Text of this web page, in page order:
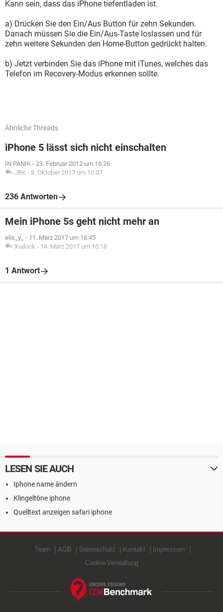
Kann sein, dass das iPhone tiefentladen ist.
a) Drücken Sie den Ein/Aus Button für zehn Sekunden.
Danach müssen Sie die Ein/Aus-Taste loslassen und für
zehn weitere Sekunden den Home-Button gedrückt halten.
b) Jetzt verbinden Sie das iPhone mit iTunes, welches das
Telefon im Recovery-Modus erkennen sollte.
Ähnliche Threads
iPhone 5 lässt sich nicht einschalten
IN PANIK - 23. Februar 2012 um 16:26
JBK - 8. Oktober 2017 um 10:07
236 Antworten
Mein iPhone 5s geht nicht mehr an
elis_y_ - 11. März 2017 um 18:45
Xialock - 14. März 2017 um 10:18
1 Antwort
LESEN SIE AUCH
Iphone name ändern
Klingeltöne iphone
Quelltext anzeigen safari iphone
Team AGB Datenschutz Kontakt
Impressum
Cookie-Verwaltung